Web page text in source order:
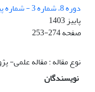
دوره 8، شماره 3 - شماره پیاپی 30
پاییز 1403
صفحه253-274
نوع مقاله : مقاله
نویسندگان